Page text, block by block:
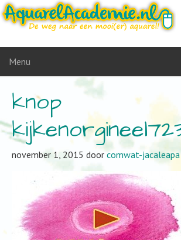
Menu
knop
november 1, 2015 door comwat-jacaleapa